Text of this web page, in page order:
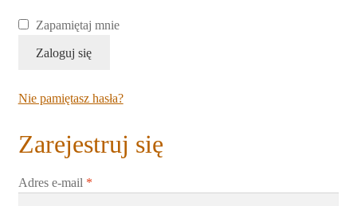
Sklep
Zindeksowane cmentarze
Regulamin
Koszyk
Moje konto
Zapamiętaj mnie
Zaloguj się
Nie pamiętasz hasła?
Zarejestruj się
Adres e-mail *Wymagane